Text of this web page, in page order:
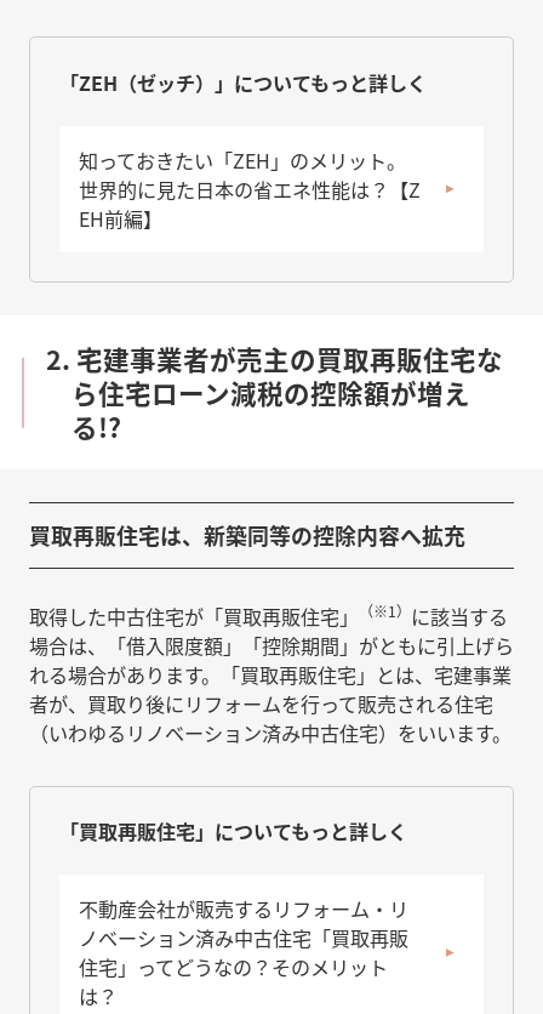
「ZEH（ゼッチ）」についてもっと詳しく
知っておきたい「ZEH」のメリット。
世界的に見た日本の省エネ性能は？【Z
EH前編】
2. 宅建事業者が売主の買取再販住宅な
ら住宅ローン減税の控除額が増え
る!?
買取再販住宅は、新築同等の控除内容へ拡充
取得した中古住宅が「買取再販住宅」 （※1） に該当する
場合は、「借入限度額」「控除期間」がともに引上げら
れる場合があります。「買取再販住宅」とは、宅建事業
者が、買取り後にリフォームを行って販売される住宅
（いわゆるリノベーション済み中古住宅）をいいます。
「買取再販住宅」についてもっと詳しく
不動産会社が販売するリフォーム・リ
ノベーション済み中古住宅「買取再販
住宅」ってどうなの？そのメリット
は？